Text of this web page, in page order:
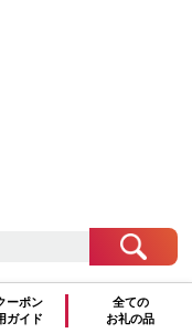
ーポン
ガイド
全ての
お礼の品
100％（撥水加工）